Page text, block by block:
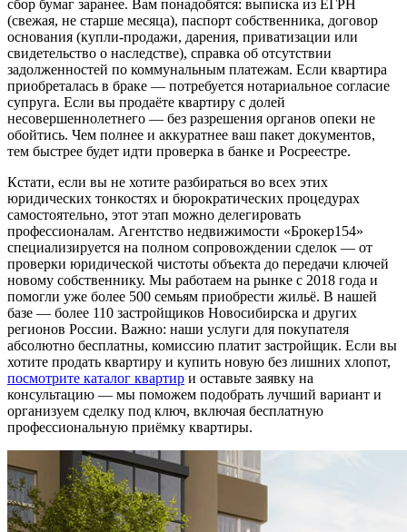
сбор бумаг заранее. Вам понадобятся: выписка из ЕГРН
(свежая, не старше месяца), паспорт собственника, договор
основания (купли-продажи, дарения, приватизации или
свидетельство о наследстве), справка об отсутствии
задолженностей по коммунальным платежам. Если квартира
приобреталась в браке — потребуется нотариальное согласие
супруга. Если вы продаёте квартиру с долей
несовершеннолетнего — без разрешения органов опеки не
обойтись. Чем полнее и аккуратнее ваш пакет документов,
тем быстрее будет идти проверка в банке и Росреестре.
Кстати, если вы не хотите разбираться во всех этих
юридических тонкостях и бюрократических процедурах
самостоятельно, этот этап можно делегировать
профессионалам. Агентство недвижимости «Брокер154»
специализируется на полном сопровождении сделок — от
проверки юридической чистоты объекта до передачи ключей
новому собственнику. Мы работаем на рынке с 2018 года и
помогли уже более 500 семьям приобрести жильё. В нашей
базе — более 110 застройщиков Новосибирска и других
регионов России. Важно: наши услуги для покупателя
абсолютно бесплатны, комиссию платит застройщик. Если вы
хотите продать квартиру и купить новую без лишних хлопот,
посмотрите каталог квартир и оставьте заявку на
консультацию — мы поможем подобрать лучший вариант и
организуем сделку под ключ, включая бесплатную
профессиональную приёмку квартиры.